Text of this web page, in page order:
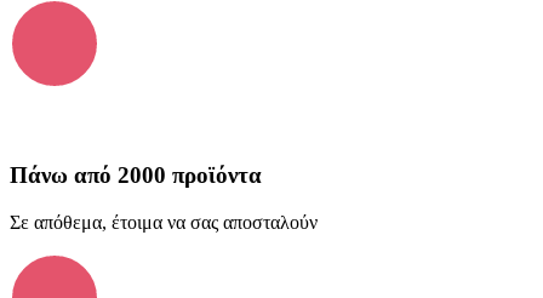
Πάνω από 2000 προϊόντα
Σε απόθεμα, έτοιμα να σας αποσταλούν